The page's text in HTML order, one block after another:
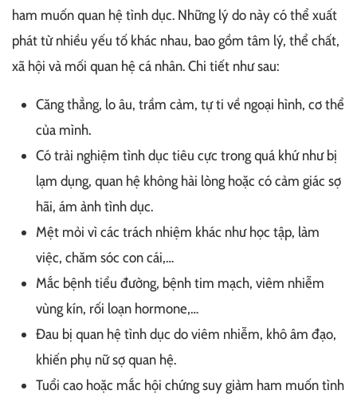
ham muốn quan hệ tình dục. Những lý do này có thể xuất
phát từ nhiều yếu tố khác nhau, bao gồm tâm lý, thể chất,
xã hội và mối quan hệ cá nhân. Chi tiết như sau:
Căng thẳng, lo âu, trầm cảm, tự ti về ngoại hình, cơ thể
của mình.
Có trải nghiệm tình dục tiêu cực trong quá khứ như bị
lạm dụng, quan hệ không hài lòng hoặc có cảm giác sợ
hãi, ám ảnh tình dục.
Mệt mỏi vì các trách nhiệm khác như học tập, làm
việc, chăm sóc con cái,…
Mắc bệnh tiểu đường, bệnh tim mạch, viêm nhiễm
vùng kín, rối loạn hormone,…
Đau bị quan hệ tình dục do viêm nhiễm, khô âm đạo,
khiến phụ nữ sợ quan hệ.
Tuổi cao hoặc mắc hội chứng suy giảm ham muốn tình